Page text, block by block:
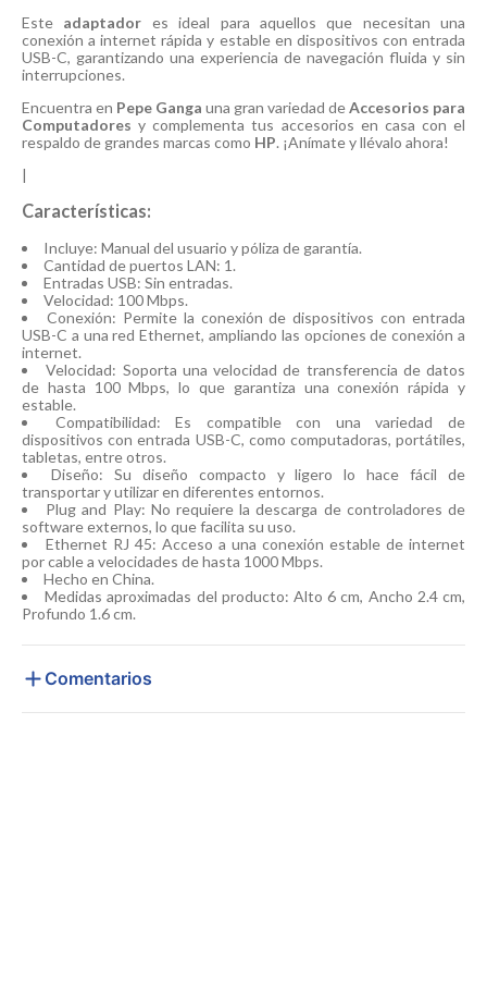
Este adaptador es ideal para aquellos que necesitan una
conexión a internet rápida y estable en dispositivos con entrada
USB-C, garantizando una experiencia de navegación fluida y sin
interrupciones.
Encuentra en Pepe Ganga una gran variedad deAccesorios para
Computadores y complementa tus accesorios en casa con el
respaldo de grandes marcas como HP. ¡Anímate y llévalo ahora!
|
Características:
Incluye: Manual del usuario y póliza de garantía.
Cantidad de puertos LAN: 1.
Entradas USB: Sin entradas.
Velocidad: 100 Mbps.
Conexión: Permite la conexión de dispositivos con entrada
USB-C a una red Ethernet, ampliando las opciones de conexión a
internet.
Velocidad: Soporta una velocidad de transferencia de datos
de hasta 100 Mbps, lo que garantiza una conexión rápida y
estable.
Compatibilidad: Es compatible con una variedad de
dispositivos con entrada USB-C, como computadoras, portátiles,
tabletas, entre otros.
Diseño: Su diseño compacto y ligero lo hace fácil de
transportar y utilizar en diferentes entornos.
Plug and Play: No requiere la descarga de controladores de
software externos, lo que facilita su uso.
Ethernet RJ 45: Acceso a una conexión estable de internet
por cable a velocidades de hasta 1000 Mbps.
Hecho en China.
Medidas aproximadas del producto: Alto 6 cm, Ancho 2.4 cm,
Profundo 1.6 cm.
Comentarios